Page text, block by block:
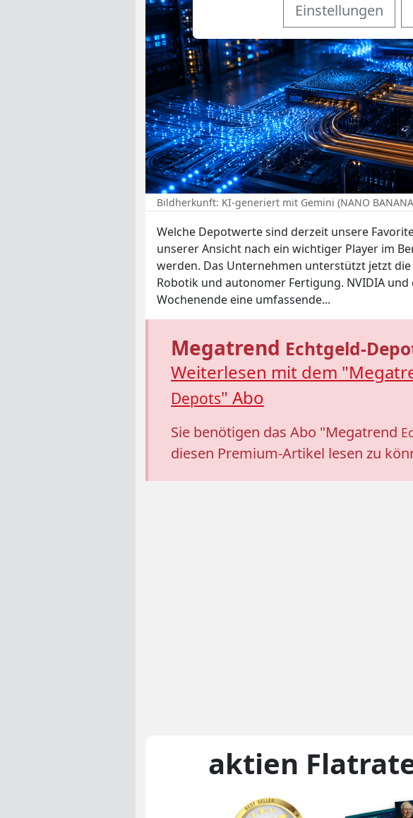
Bildherkunft: KI-generiert mit Gemini (NANO
Welche Depotwerte sind derzeit unsere
unserer Ansicht nach ein wichtiger Player im
werden. Das Unternehmen unterstützt jetzt die
Robotik und autonomer Fertigung. NVIDIA und
Wochenende eine umfassende...
Megatrend Echtgeld-
Weiterlesen mit dem
Depots" Abo
Sie benötigen das Abo "Megatrend
diesen Premium-Artikel lesen zu
aktien
Unsere Magazin-Covers
Einstellungen